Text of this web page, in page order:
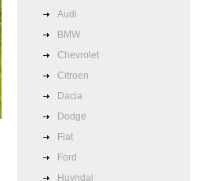
Audi
BMW
Chevrolet
Citroen
Dacia
Dodge
Fiat
Ford
Huyndai